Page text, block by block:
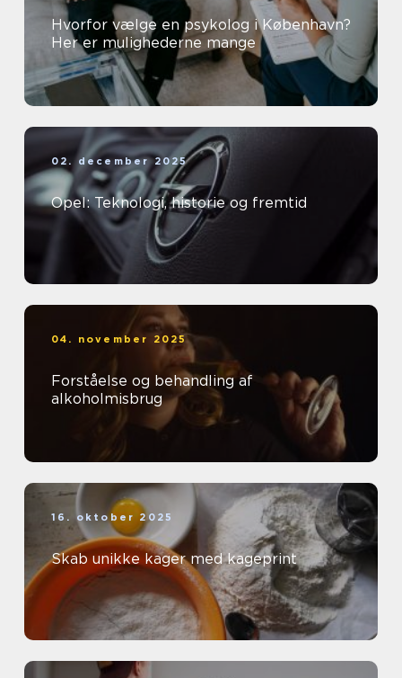
Hvorfor vælge en psykolog i København?
Her er mulighederne mange
02. december 2025
Opel: Teknologi, historie og fremtid
04. november 2025
Forståelse og behandling af
alkoholmisbrug
16. oktober 2025
Skab unikke kager med kageprint